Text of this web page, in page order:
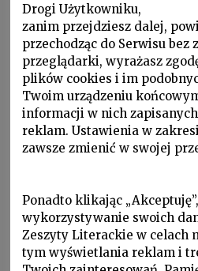
Literackich” Redakcja
życzy swoim czytelnikom …
Europa Środka, Wspomnienia
Drogi Użytkowniku,
zanim przejdziesz dalej,
przechodząc do Serwisu
przeglądarki, wyrażasz
plików cookies i im
Twoim urządzeniu
informacji w nich
reklam. Ustawienia w
zawsze zmienić w swojej
Ponadto klikając
wykorzystywanie swoich
Zeszyty Literackie w celach
tym wyświetlania reklam i